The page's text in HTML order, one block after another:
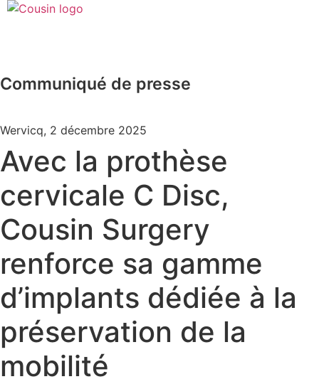
Communiqué de presse
Wervicq, 2 décembre 2025
Avec la prothèse
cervicale C Disc,
Cousin Surgery
renforce sa gamme
d’implants dédiée à la
préservation de la
mobilité